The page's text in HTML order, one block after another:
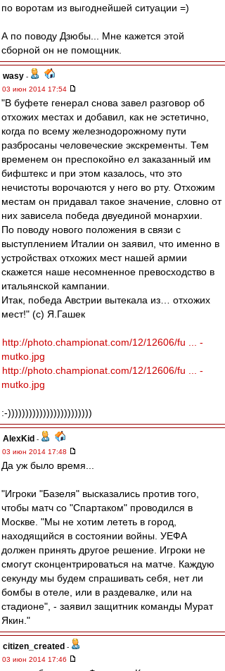
по воротам из выгоднейшей ситуации =)
А по поводу Дзюбы... Мне кажется этой
сборной он не помощник.
wasy -
03 июн 2014 17:54
"В буфете генерал снова завел разговор об
отхожих местах и добавил, как не эстетично,
когда по всему железнодорожному пути
разбросаны человеческие экскременты. Тем
временем он преспокойно ел заказанный им
бифштекс и при этом казалось, что это
нечистоты ворочаются у него во рту. Отхожим
местам он придавал такое значение, словно от
них зависела победа двуединой монархии.
По поводу нового положения в связи с
выступлением Италии он заявил, что именно в
устройствах отхожих мест нашей армии
скажется наше несомненное превосходство в
итальянской кампании.
Итак, победа Австрии вытекала из… отхожих
мест!" (с) Я.Гашек
http://photo.championat.com/12/12606/fu ... -
mutko.jpg
http://photo.championat.com/12/12606/fu ... -
mutko.jpg
:-))))))))))))))))))))))))
AlexKid -
03 июн 2014 17:48
Да уж было время...
"Игроки "Базеля" высказались против того,
чтобы матч со "Спартаком" проводился в
Москве. "Мы не хотим лететь в город,
находящийся в состоянии войны. УЕФА
должен принять другое решение. Игроки не
смогут сконцентрироваться на матче. Каждую
секунду мы будем спрашивать себя, нет ли
бомбы в отеле, или в раздевалке, или на
стадионе", - заявил защитник команды Мурат
Якин."
citizen_created -
03 июн 2014 17:46